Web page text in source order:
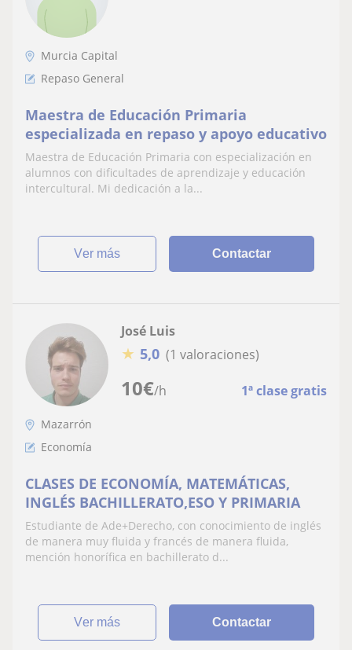
Murcia Capital
Repaso General
Maestra de Educación Primaria
especializada en repaso y apoyo educativo
Maestra de Educación Primaria con especialización en
alumnos con dificultades de aprendizaje y educación
intercultural. Mi dedicación a la...
ver más Contactar
10€/h 1ª clase gratis
José Luis
★ 5,0 (1 valoraciones)
Mazarrón
Economía
CLASES DE ECONOMÍA, MATEMÁTICAS,
INGLÉS BACHILLERATO,ESO Y PRIMARIA
Estudiante de Ade+Derecho, con conocimiento de inglés
de manera muy fluida y francés de manera fluida,
mención honorífica en bachillerato d...
ver más Contactar